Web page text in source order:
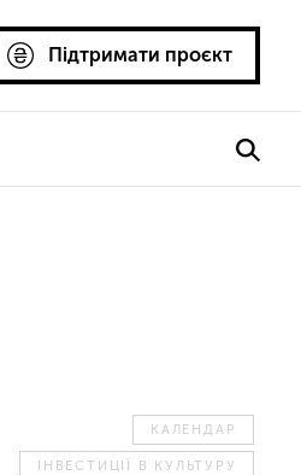
Підтримати проєкт
КАЛЕНДАР
ІНВЕСТИЦІЇ В КУЛЬТУРУ